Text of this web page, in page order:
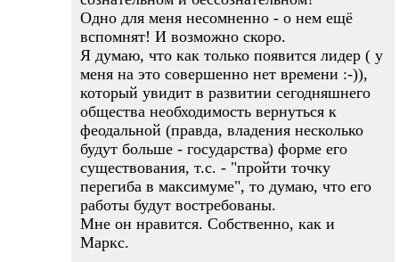
Одно для меня несомненно - о нем ещё
вспомнят! И возможно скоро.
Я думаю, что как только появится лидер ( у
меня на это совершенно нет времени :-)),
который увидит в развитии сегодняшнего
общества необходимость вернуться к
феодальной (правда, владения несколько
будут больше - государства) форме его
существования, т.с. - "пройти точку
перегиба в максимуме", то думаю, что его
работы будут востребованы.
Мне он нравится. Собственно, как и
Маркс.